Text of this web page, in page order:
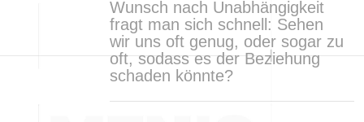
Wunsch nach Unabhängigkeit
fragt man sich schnell: Sehen
wir uns oft genug, oder sogar zu
oft, sodass es der Beziehung
schaden könnte?